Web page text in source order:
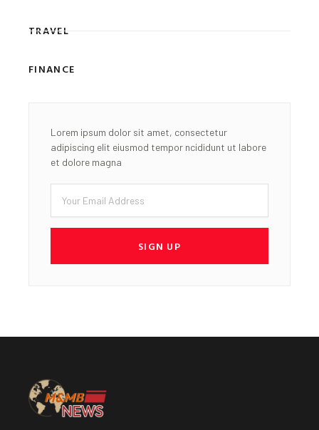
TRAVEL
FINANCE
Lorem ipsum dolor sit amet, consectetur
adipiscing elit eiusmod tempor ncididunt ut labore
et dolore magna
Email
SIGN UP